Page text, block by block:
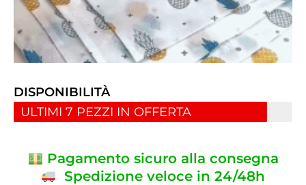
DISPONIBILITÀ
ULTIMI 7 PEZZI IN OFFERTA
Pagamento sicuro alla consegna
Spedizione veloce in 24/48h